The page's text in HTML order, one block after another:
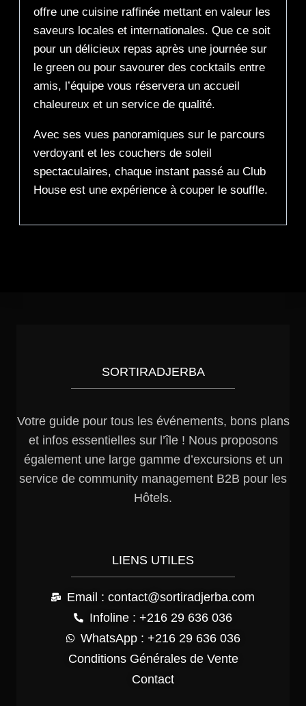
offre une cuisine raffinée mettant en valeur les
saveurs locales et internationales. Que ce soit
pour un délicieux repas après une journée sur
le green ou pour savourer des cocktails entre
amis, l’équipe vous réservera un accueil
chaleureux et un service de qualité.
Avec ses vues panoramiques sur le parcours
verdoyant et les couchers de soleil
spectaculaires, chaque instant passé au Club
House est une expérience à couper le souffle.
SORTIRADJERBA
Votre guide pour tous les événements, bons plans
et infos essentielles sur l’île ! Nous proposons
également une large gamme d’excursions et un
service de community management B2B pour les
Hôtels.
LIENS UTILES
Email : contact@sortiradjerba.com
Infoline : +216 29 636 036
WhatsApp : +216 29 636 036
Conditions Générales de Vente
Contact